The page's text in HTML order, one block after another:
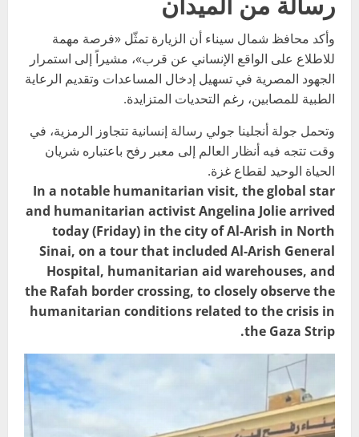
وأكد محافظ شمال سيناء أن الزيارة تمثّل «فرصة مهمة
للاطلاع على الواقع الإنساني عن قرب»، مشيراً إلى استمرار
الجهود المصرية في تسهيل إدخال المساعدات وتقديم الرعاية
الطبية للمصابين، رغم التحديات المتزايدة.
وتحمل جولة أنجلينا جولي رسالة إنسانية تتجاوز الرمزية، في
وقت تتجه فيه أنظار العالم إلى معبر رفح باعتباره شريان
الحياة الوحيد لقطاع غزة.
In a notable humanitarian visit, the global star
and humanitarian activist Angelina Jolie arrived
today (Friday) in the city of Al-Arish in North
Sinai, on a tour that included Al-Arish General
Hospital, humanitarian aid warehouses, and
the Rafah border crossing, to closely observe the
humanitarian conditions related to the crisis in
the Gaza Strip.